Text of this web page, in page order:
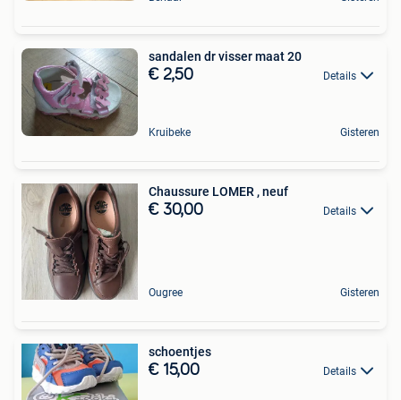
sandalen dr visser maat 20
€ 2,50 Details
Kruibeke Gisteren
Chaussure LOMER , neuf
€ 30,00 Details
Ougree Gisteren
schoentjes
€ 15,00 Details